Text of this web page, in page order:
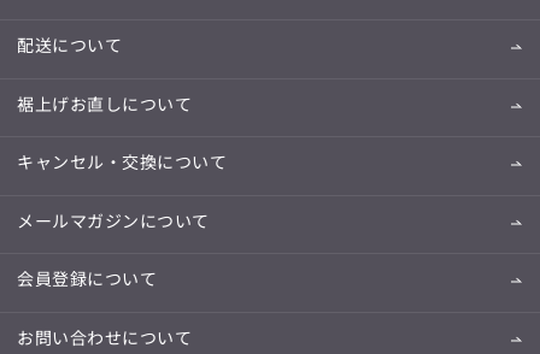
配送について
裾上げお直しについて
キャンセル・交換について
メールマガジンについて
会員登録について
お問い合わせについて